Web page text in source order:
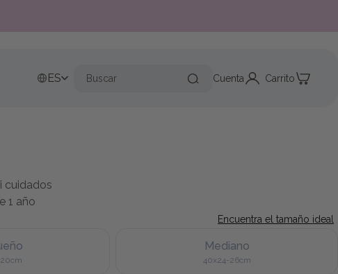
ES Cuenta Carrito
cuidados
1 año
Encuentra el tamaño ideal
20cm
Mediano
40x24-26cm